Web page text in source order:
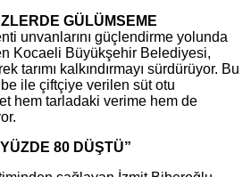
GÜLÜMSEME
unvanlarını güçlendirme yolunda
Kocaeli Büyükşehir Belediyesi,
tarımı kalkındırmayı sürdürüyor. Bu
ile çiftçiye verilen süt otu
hem tarladaki verime hem de
80 DÜŞTÜ”